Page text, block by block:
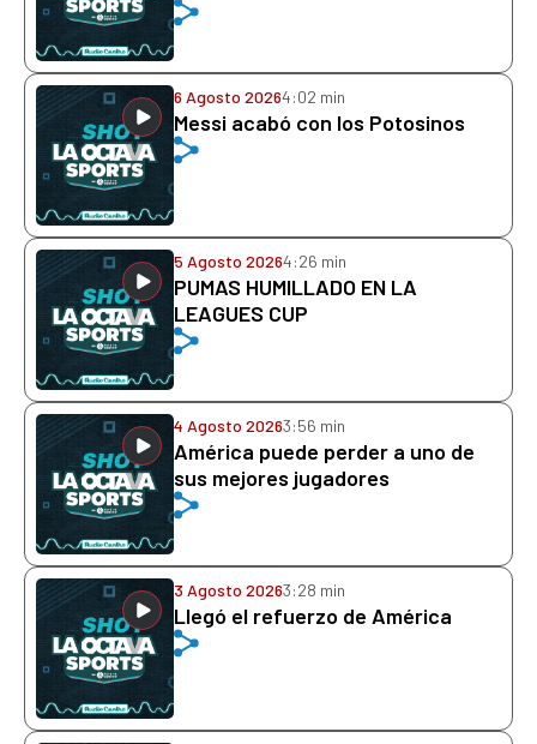
6 Agosto 20264:02 min
Messi acabó con los Potosinos
5 Agosto 20264:26 min
PUMAS HUMILLADO EN LA
LEAGUES CUP
4 Agosto 20263:56 min
América puede perder a uno de
sus mejores jugadores
3 Agosto 20263:28 min
Llegó el refuerzo de América